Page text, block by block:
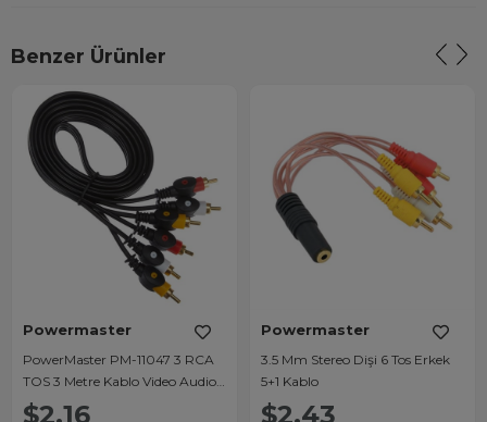
Benzer Ürünler
Powermaster
PowerMaster PM-11047 3 RCA
TOS 3 Metre Kablo Video Audio
Stereo Ses
$2.16
Powermaster
3.5 Mm Stereo Dişi 6 Tos Erkek
5+1 Kablo
$2.43